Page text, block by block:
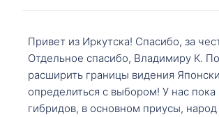
Привет из Иркутска! Спасибо, за
Отдельное спасибо, Владимиру К.
расширить границы видения
определиться с выбором! У нас пока
гибридов, в основном приусы, народ